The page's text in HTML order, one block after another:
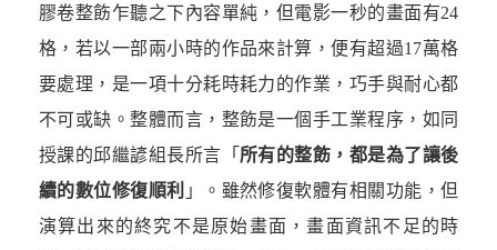
膠卷整飭乍聽之下內容單純，但電影一秒的畫面有24
格，若以一部兩小時的作品來計算，便有超過17萬格
要處理，是一項十分耗時耗力的作業，巧手與耐心都
不可或缺。整體而言，整飭是一個手工業程序，如同
授課的邱繼諺組長所言「 所有的整飭，都是為了讓後
續的數位修復順利 」。雖然修復軟體有相關功能，但
演算出來的終究不是原始畫面，畫面資訊不足的時